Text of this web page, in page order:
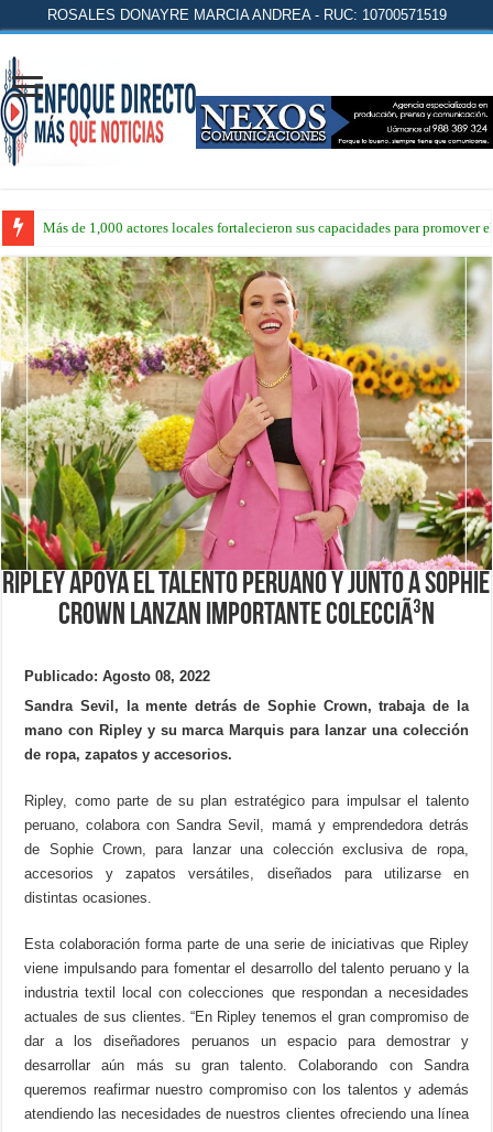
ROSALES DONAYRE MARCIA ANDREA - RUC: 10700571519
Más de 1,000 actores locales fortalecieron sus capacidades para promover
Ripley apoya el talento peruano y junto a Sophie
Crown lanzan importante colecciÃ³n
Publicado: Agosto 08, 2022
Sandra Sevil, la mente detrás de Sophie Crown, trabaja de la
mano con Ripley y su marca Marquis para lanzar una colección
de ropa, zapatos y accesorios.
Ripley, como parte de su plan estratégico para impulsar el talento
peruano, colabora con Sandra Sevil, mamá y emprendedora detrás
de Sophie Crown, para lanzar una colección exclusiva de ropa,
accesorios y zapatos versátiles, diseñados para utilizarse en
distintas ocasiones.
Esta colaboración forma parte de una serie de iniciativas que Ripley
viene impulsando para fomentar el desarrollo del talento peruano y la
industria textil local con colecciones que respondan a necesidades
actuales de sus clientes. “En Ripley tenemos el gran compromiso de
dar a los diseñadores peruanos un espacio para demostrar y
desarrollar aún más su gran talento. Colaborando con Sandra
queremos reafirmar nuestro compromiso con los talentos y además
atendiendo las necesidades de nuestros clientes ofreciendo una línea